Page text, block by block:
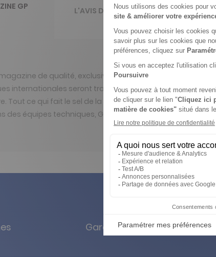
GP
de qualité, exclusivement consacré au sport
internationales seront traités, détaillés et analysés.
Tout ce qui fait le sel de la compétition moto! Les
des équipes techniques, GP Racing vous dira tout.
L'AVIS DE VIAPRESSE SUR GP RACING
Garanties des prix les + bas